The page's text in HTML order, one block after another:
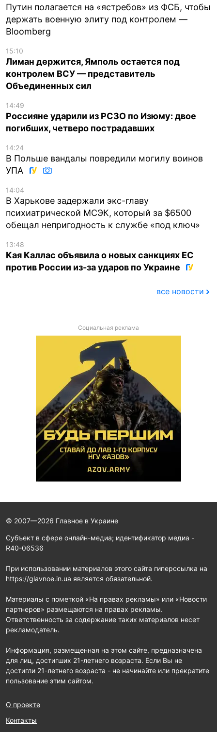
Путин полагается на «ястребов» из ФСБ, чтобы
держать военную элиту под контролем —
Bloomberg
15:10
Лиман держится, Ямполь остается под
контролем ВСУ — представитель
Объединенных сил
14:49
Россияне ударили из РСЗО по Изюму: двое
погибших, четверо пострадавших
14:24
В Польше вандалы повредили могилу воинов
УПА
14:04
В Харькове задержали экс-главу
психиатрической МСЭК, который за $6500
обещал непригодность к службе «под ключ»
13:48
Кая Каллас объявила о новых санкциях ЕС
против России из-за ударов по Украине
все новости
Социальная реклама
© 2007—2026 Главное в Украине
Субъект в сфере онлайн-медиа; идентификатор медиа -
R40-06536
При использовании материалов этого сайта гиперссылка на
https://glavnoe.in.ua является обязательной.
Материалы с пометкой «На правах рекламы» или «Новости
партнеров» размещаются на правах рекламы.
Ответственность за содержание таких материалов несет
рекламодатель.
Информация, размещенная на этом сайте, предназначена
для лиц, достигших 21-летнего возраста. Если Вы не
достигли 21-летнего возраста - не начинайте или прекратите
пользование этим сайтом.
О проекте
Контакты